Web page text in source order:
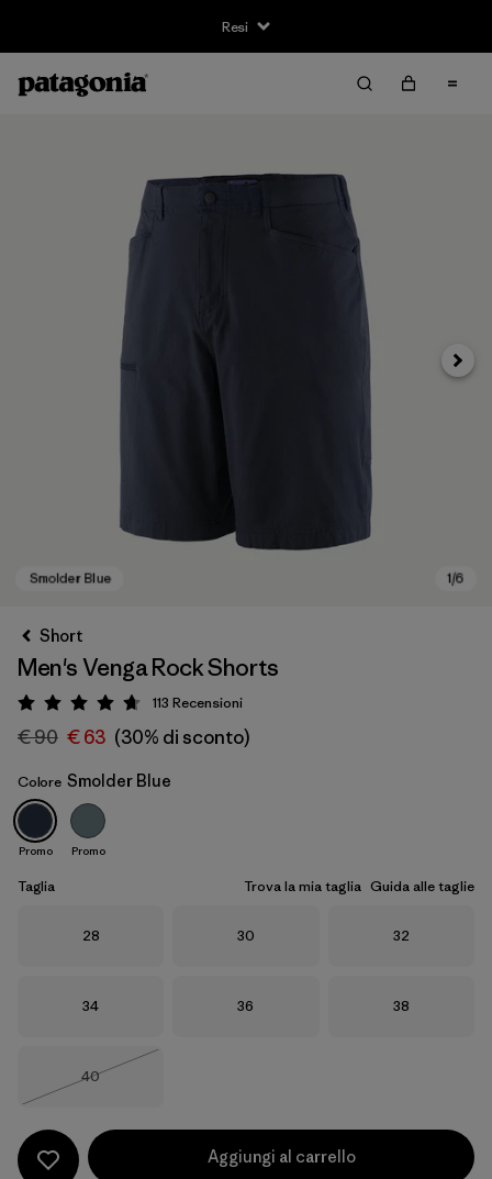
Resi
Smolder Blue
Avanti
Short
Men's Venga Rock Shorts
Valutazione: 4.7 / 5
113 Recensioni
€ 90 € 63 (30% di sconto)
Colore Smolder Blue
Promo Promo
Taglia Trova la mia taglia Guida alle taglie
Taglia
28 Taglia
30 Taglia
32
Taglia
34 Taglia
36 Taglia
38
Taglia
40
Aggiungi al carrello